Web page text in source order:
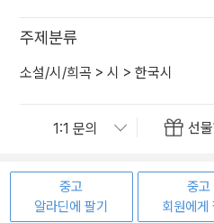
주제분류
소설/시/희곡 > 시 > 한국시
선물
중고
알라딘에 팔기
중고
회원에게